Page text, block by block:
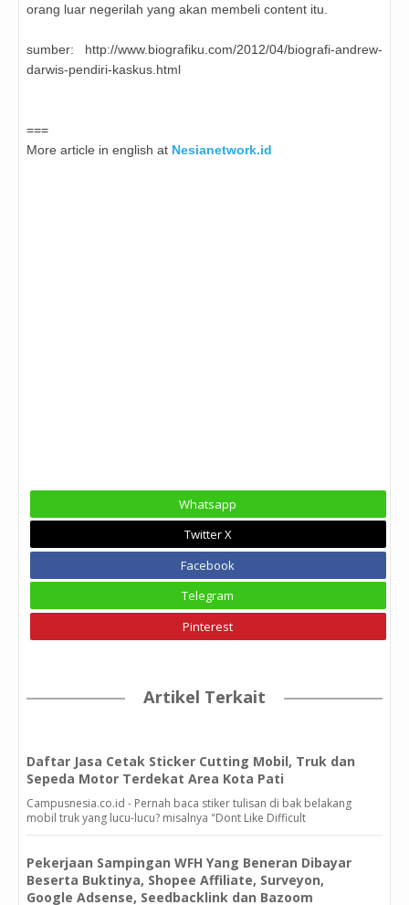
orang luar negerilah yang akan membeli content itu.
sumber: http://www.biografiku.com/2012/04/biografi-andrew-
darwis-pendiri-kaskus.html
===
More article in english at Nesianetwork.id
Whatsapp
Twitter X
Facebook
Telegram
Pinterest
Artikel Terkait
Daftar Jasa Cetak Sticker Cutting Mobil, Truk dan
Sepeda Motor Terdekat Area Kota Pati
Campusnesia.co.id - Pernah baca stiker tulisan di bak belakang
mobil truk yang lucu-lucu? misalnya "Dont Like Difficult
Pekerjaan Sampingan WFH Yang Beneran Dibayar
Beserta Buktinya, Shopee Affiliate, Surveyon,
Google Adsense, Seedbacklink dan Bazoom